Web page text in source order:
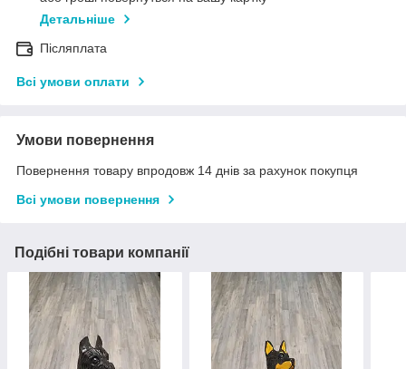
Детальніше
Післяплата
Всі умови оплати
Умови повернення
Повернення товару впродовж 14 днів за рахунок покупця
Всі умови повернення
Подібні товари компанії